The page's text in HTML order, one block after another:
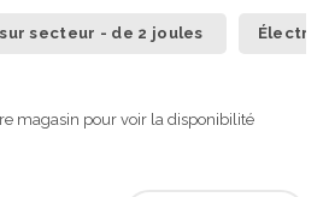
secteur - de 2 joules
magasin pour voir la disponibilité